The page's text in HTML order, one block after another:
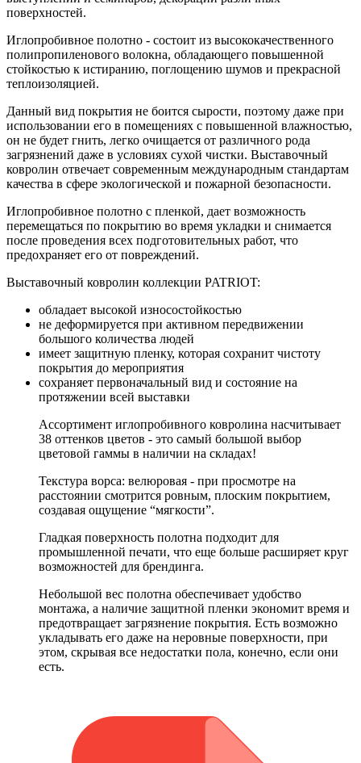
поверхностей.
Иглопробивное полотно - состоит из высококачественного
полипропиленового волокна, обладающего повышенной
стойкостью к истиранию, поглощению шумов и прекрасной
теплоизоляцией.
Данный вид покрытия не боится сырости, поэтому даже при
использовании его в помещениях с повышенной влажностью,
он не будет гнить, легко очищается от различного рода
загрязнений даже в условиях сухой чистки. Выставочный
ковролин отвечает современным международным стандартам
качества в сфере экологической и пожарной безопасности.
Иглопробивное полотно с пленкой, дает возможность
перемещаться по покрытию во время укладки и снимается
после проведения всех подготовительных работ, что
предохраняет его от повреждений.
Выставочный ковролин коллекции PATRIOT:
обладает высокой износостойкостью
не деформируется при активном передвижении
большого количества людей
имеет защитную пленку, которая сохранит чистоту
покрытия до мероприятия
сохраняет первоначальный вид и состояние на
протяжении всей выставки
Ассортимент иглопробивного ковролина насчитывает
38 оттенков цветов - это самый большой выбор
цветовой гаммы в наличии на складах!
Текстура ворса: велюровая - при просмотре на
расстоянии смотрится ровным, плоским покрытием,
создавая ощущение “мягкости”.
Гладкая поверхность полотна подходит для
промышленной печати, что еще больше расширяет круг
возможностей для брендинга.
Небольшой вес полотна обеспечивает удобство
монтажа, а наличие защитной пленки экономит время и
предотвращает загрязнение покрытия. Есть возможно
укладывать его даже на неровные поверхности, при
этом, скрывая все недостатки пола, конечно, если они
есть.